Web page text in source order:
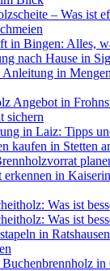
– Was ist
in Bingen: Alles,
nach Hause in
in
Angebot in
sichern
in Laiz: Tipps
kaufen in Stetten
in
Was ist
Was ist
in